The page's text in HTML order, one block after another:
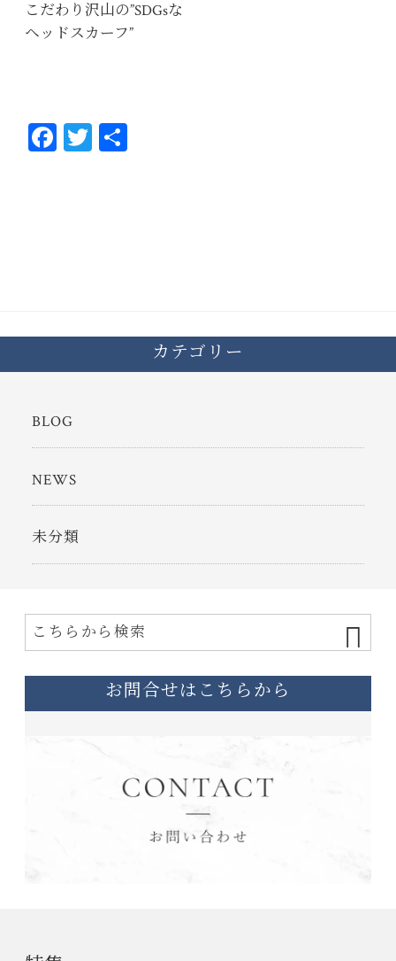
こだわり沢山の”SDGsな
ヘッドスカーフ”
Fa T
カテゴリー
BLOG
NEWS
未分類
お問合せはこちらから